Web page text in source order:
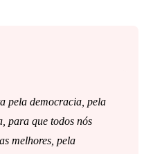
pela democracia, pela
para que todos nós
melhores, pela